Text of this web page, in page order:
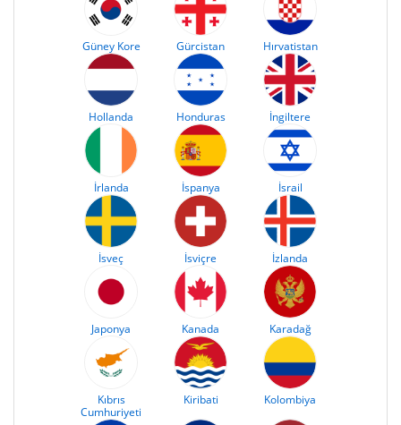
Güney Kore Gürcistan Hırvatistan
Hollanda Honduras İngiltere
İrlanda İspanya İsrail
İsveç İsviçre İzlanda
Japonya Kanada Karadağ
Kıbrıs
Cumhuriyeti
Kiribati Kolombiya